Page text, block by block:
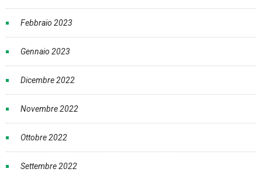
Febbraio 2023
Gennaio 2023
Dicembre 2022
Novembre 2022
Ottobre 2022
Settembre 2022